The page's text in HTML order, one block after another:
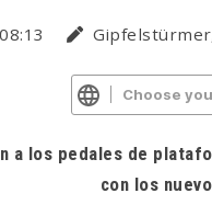
Choose
a los pedales de
con los